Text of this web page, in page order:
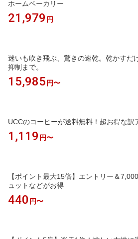
ホームベーカリー
21,979 円
迷いも吹き飛ぶ、驚きの速乾。乾かすだ
抑制まで。
15,985 円〜
UCCのコーヒーが送料無料！超お得な訳
1,119 円〜
【ポイント最大15倍】エントリー＆
ュットなどがお得
440 円〜